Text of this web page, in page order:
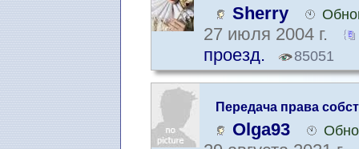
Sherry
27 июля 2004 г.
проезд.
85051
Передача права
Olga93